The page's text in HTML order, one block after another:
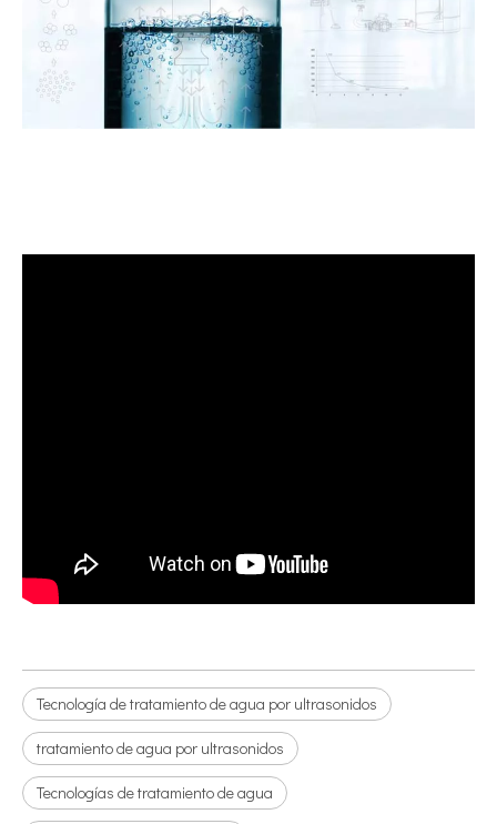
Tecnología de tratamiento de agua por ultrasonidos
tratamiento de agua por ultrasonidos
Tecnologías de tratamiento de agua